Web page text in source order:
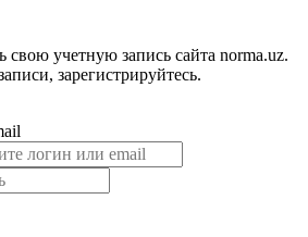
свою учетную запись сайта norma.uz.
зарегистрируйтесь.